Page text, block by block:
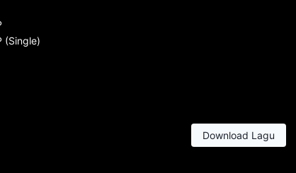
(Single)
Download Lagu